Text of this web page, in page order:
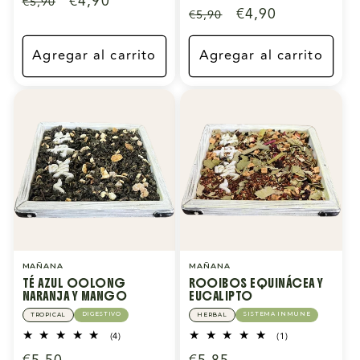
oferta
Agregar al carrito
Precio
habitual
€5,90
Precio
de
oferta
€4,90
Agregar al carrito
MAÑANA
TÉ AZUL OOLONG
NARANJA Y MANGO
TROPICAL DIGESTIVO
(4)4
MAÑANA
ROOIBOS EQUINÁCEA Y
EUCALIPTO
HERBAL SISTEMA INMUNE
(1)1